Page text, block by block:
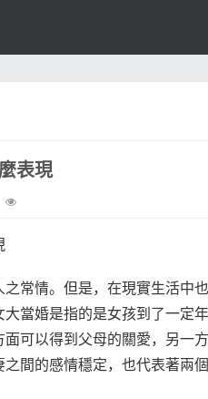
表現
常情。但是，在現實生活中
當婚是指的是女孩到了一定
可以得到父母的關愛，另一
間的感情穩定，也代表著兩